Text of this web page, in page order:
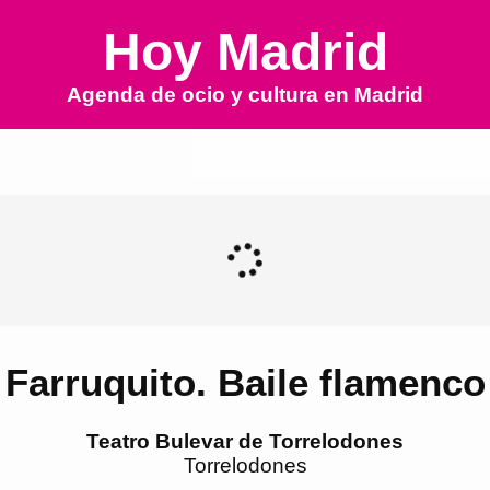
Hoy Madrid
Agenda de ocio y cultura en Madrid
Farruquito. Baile flamenco
Teatro Bulevar de Torrelodones
Torrelodones